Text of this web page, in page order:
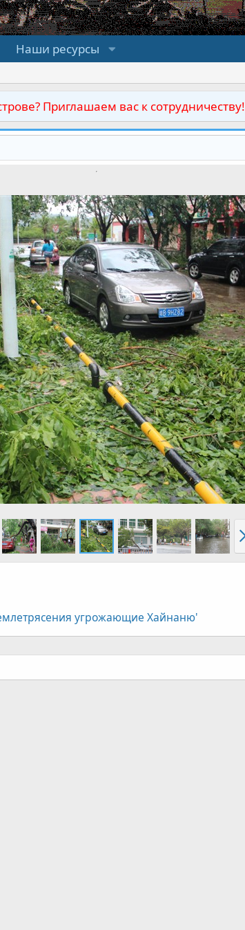
Наши ресурсы
Приглашаем вас к сотрудничеству!
угрожающие Хайнаню'